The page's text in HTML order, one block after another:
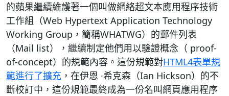
的蘋果繼續維護著一個叫做網絡超文本應用程序技術
工作組（Web Hypertext Application Technology
Working Group，簡稱WHATWG）的郵件列表
（Mail list），繼續制定他們用以驗證概念（ proof-
of-concept）的規範內容。這份規範對HTML4表單規
範進行了擴充 ，在伊恩 ·希克森（Ian Hickson）的不
斷校訂中，這份規範最終成為一份名叫網頁應用程序